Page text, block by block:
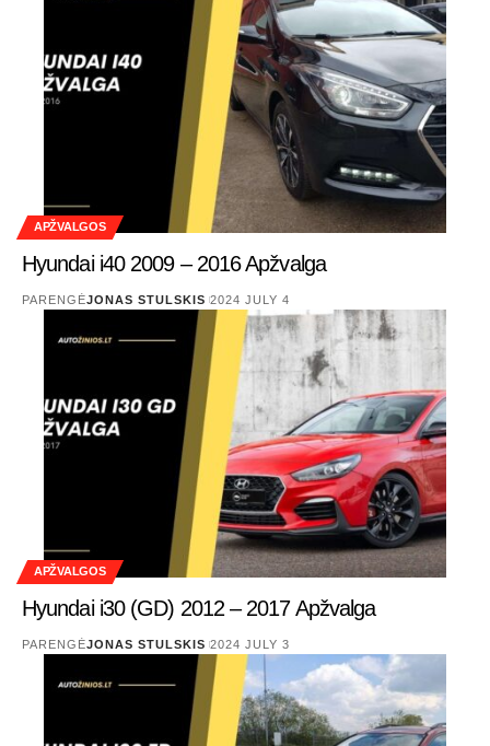
APŽVALGOS
Hyundai i40 2009 – 2016 Apžvalga
PARENGĖJONAS STULSKIS 2024 JULY 4
APŽVALGOS
Hyundai i30 (GD) 2012 – 2017 Apžvalga
PARENGĖJONAS STULSKIS 2024 JULY 3